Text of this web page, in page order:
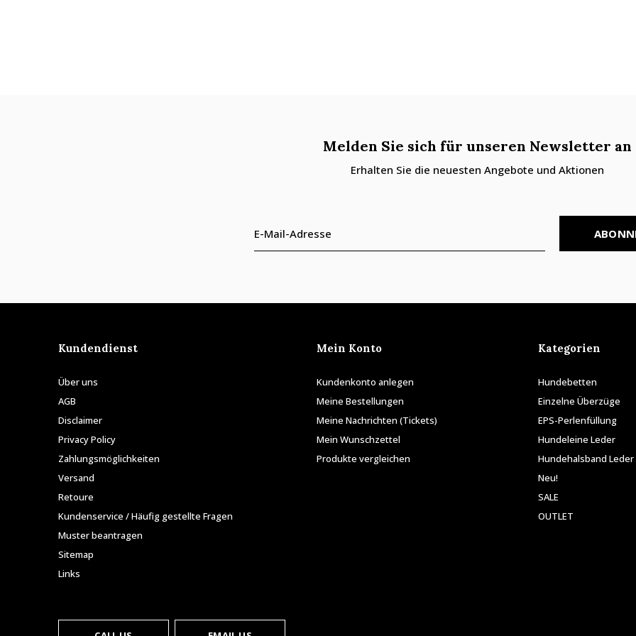
Melden Sie sich für unseren Newsletter an
Erhalten Sie die neuesten Angebote und Aktionen
Kundendienst
Über uns
AGB
Disclaimer
Privacy Policy
Zahlungsmöglichkeiten
Versand
Retoure
Kundenservice / Häufig gestellte Fragen
Muster beantragen
Sitemap
Links
Mein Konto
Kundenkonto anlegen
Meine Bestellungen
Meine Nachrichten (Tickets)
Mein Wunschzettel
Produkte vergleichen
Kategorien
Hundebetten
Einzelne Überzüge
EPS-Perlenfüllung
Hundeleine Leder
Hundehalsband Leder
Neu!
SALE
OUTLET